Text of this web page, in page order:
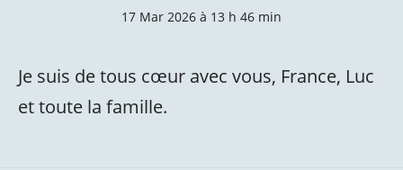
17 Mar 2026 à 13 h 46 min
Je suis de tous cœur avec vous, France, Luc
et toute la famille.